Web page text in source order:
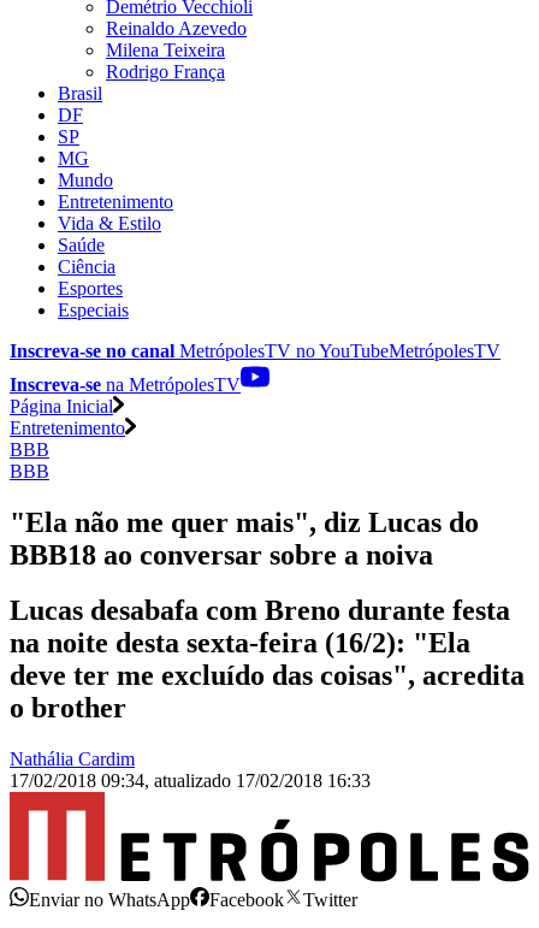
Demétrio Vecchioli
Reinaldo Azevedo
Milena Teixeira
Rodrigo França
Brasil
DF
SP
MG
Mundo
Entretenimento
Vida & Estilo
Saúde
Ciência
Esportes
Especiais
Inscreva-se no canal MetrópolesTV noYouTubeMetrópolesTV
Inscreva-se na MetrópolesTV
Página Inicial
Entretenimento
BBB
BBB
"Ela não me quer mais", diz Lucas do
BBB18 ao conversar sobre a noiva
Lucas desabafa com Breno durante festa
na noite desta sexta-feira (16/2): "Ela
deve ter me excluído das coisas", acredita
o brother
Nathália Cardim
17/02/2018 09:34, atualizado 17/02/2018 16:33
Enviar no WhatsApp Facebook
Twitter